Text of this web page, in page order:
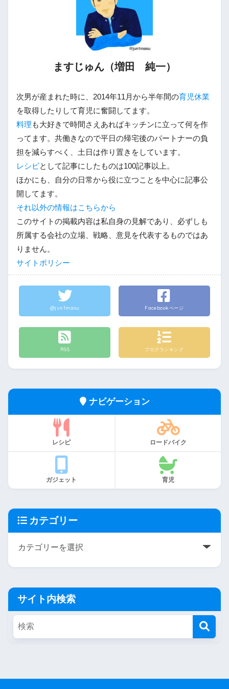
ますじゅん（増田 純一）
次男が産まれた時に、2014年11月から半年間の育児休業
を取得したりして育児に奮闘してます。
料理 も大好きで時間さえあればキッチンに立って何を作
ってます。共働きなので平日の帰宅後のパートナーの負
担を減らすべく、土日は作り置きをしています。
レシピとして記事にしたものは100記事以上。
ほかにも、自分の日常から役に立つことを中心に記事公
開してます。
それ以外の情報はこちらから
このサイトの掲載内容は私自身の見解であり、必ずしも
所属する会社の立場、戦略、意見を代表するものではあ
りません。
サイトポリシー
@jun1masu Facebookページ
RSS ブログランキング
ナビゲーション
レシピ ロードバイク
ガジェット 育児
カテゴリー
サイト内検索